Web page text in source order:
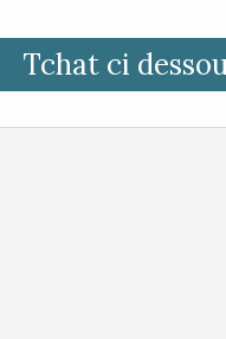
Tchat ci